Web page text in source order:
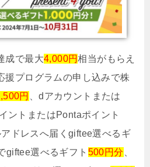
成で最大4,000円相当がもらえ
援プログラムの申し込みで株
円
、dアカウントまたは
ントまたはPontaポイント
アドレスへ届くgiftee選べるギ
giftee選べるギフト 500円分